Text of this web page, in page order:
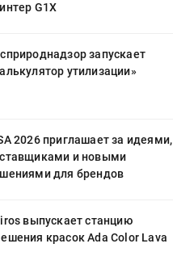
G1X
запускает
утилизации»
2026 приглашает за идеями,
и новыми
для брендов
выпускает станцию
красок Ada Color Lava